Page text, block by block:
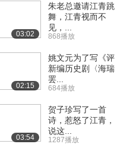
类的起源和进化
上）
11:35
类的起源和进化
下）
11:33
类的起源和进化
11:43
03:02
朱老总邀请江青跳
舞，江青视而不
见，...
868播放
02:15
姚文元为了写《评
新编历史剧〈海瑞
罢...
684播放
03:54
贺子珍写了一首
诗，惹怒了江青，
说这...
1287播放